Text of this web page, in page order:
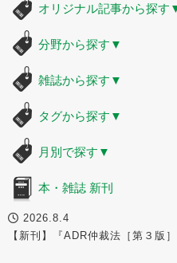
オリジナル記事から探す
分野から探す ▼
雑誌から探す ▼
タグから探す ▼
月別で探す ▼
本・雑誌 新刊
2026.8.4
【新刊】『ADR仲裁法［第３版